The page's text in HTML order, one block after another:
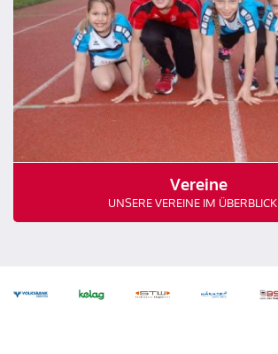
Vereine
UNSERE VEREINE IM ÜBERBLICK